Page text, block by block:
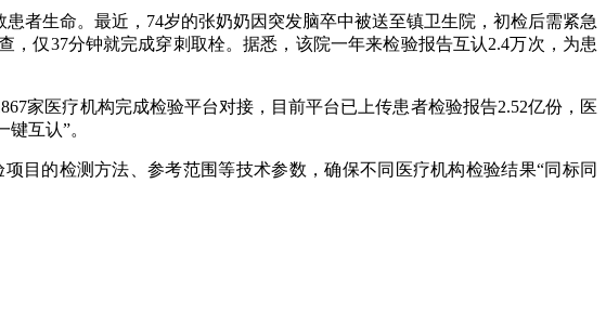
者生命。最近，74岁的张奶奶因突发脑卒中被送至镇卫生院，初检后需紧急
仅37分钟就完成穿刺取栓。据悉，该院一年来检验报告互认2.4万次，为患
家医疗机构完成检验平台对接，目前平台已上传患者检验报告2.52亿份，医
互认”。
目的检测方法、参考范围等技术参数，确保不同医疗机构检验结果“同标同